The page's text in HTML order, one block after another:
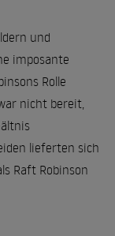
und
imposante
Rolle
nicht bereit,
lieferten sich
Raft Robinson